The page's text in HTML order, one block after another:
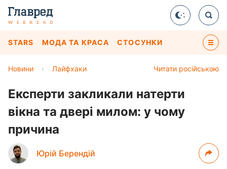
STARS МОДА ТА КРАСА СТОСУНКИ
Читати російською
Новини › Лайфхаки
Експерти закликали натерти
вікна та двері милом: у чому
причина
Юрій Берендій